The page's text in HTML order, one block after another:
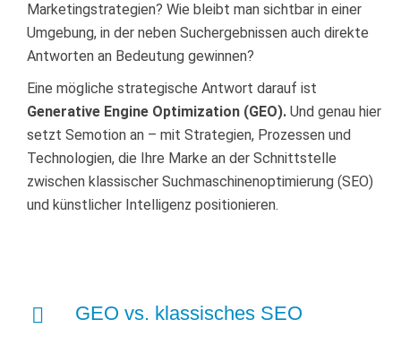
Marketingstrategien? Wie bleibt man sichtbar in einer
Umgebung, in der neben Suchergebnissen auch direkte
Antworten an Bedeutung gewinnen?
Eine mögliche strategische Antwort darauf ist
Generative Engine Optimization (GEO). Und genau hier
setzt Semotion an – mit Strategien, Prozessen und
Technologien, die Ihre Marke an der Schnittstelle
zwischen klassischer Suchmaschinenoptimierung (SEO)
und künstlicher Intelligenz positionieren.
GEO vs. klassisches SEO